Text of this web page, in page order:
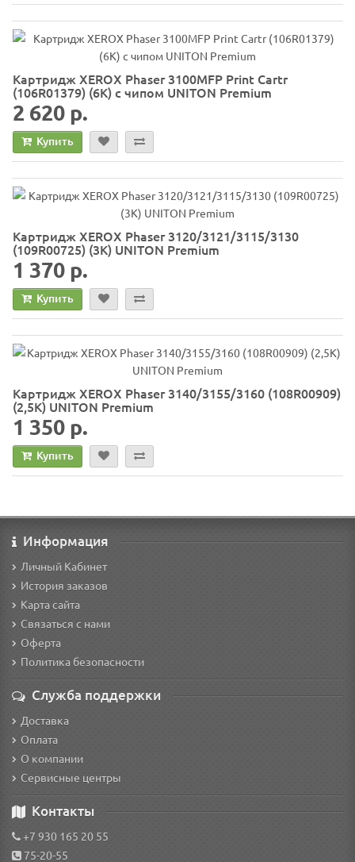
Картридж XEROX Phaser 3100MFP Print Cartr
(106R01379) (6K) с чипом UNITON Premium
2 620 р.
Купить
Картридж XEROX Phaser 3120/3121/3115/3130
(109R00725) (3К) UNITON Premium
1 370 р.
Купить
Картридж XEROX Phaser 3140/3155/3160 (108R00909)
(2,5K) UNITON Premium
1 350 р.
Купить
Информация
Личный Кабинет
История заказов
Карта сайта
Связаться с нами
Оферта
Политика безопасности
Служба поддержки
Доставка
Оплата
О компании
Сервисные центры
Контакты
+7 930 165 20 55
75-20-55